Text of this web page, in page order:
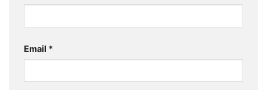
Email *